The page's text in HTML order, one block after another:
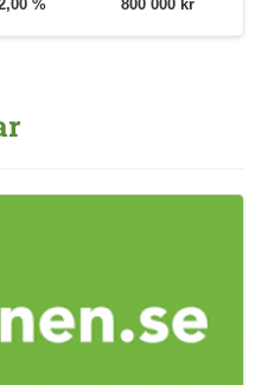
%
800 000 kr